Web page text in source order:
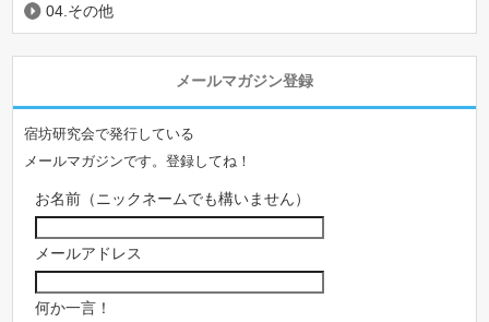
04.その他
メールマガジン登録
宿坊研究会で発行している
メールマガジンです。登録してね！
お名前（ニックネームでも構いません）
メールアドレス
何か一言！